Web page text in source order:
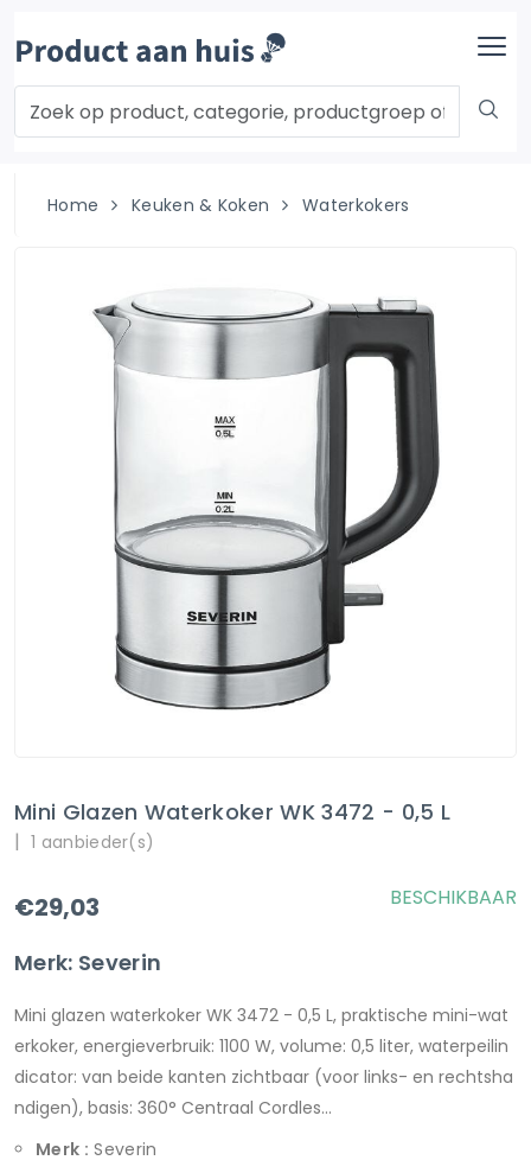
Home Keuken & Koken Waterkokers
Mini Glazen Waterkoker WK 3472 - 0,5 L
| 1 aanbieder(s)
€29,03
Merk: Severin
BESCHIKBAAR
Mini glazen waterkoker WK 3472 - 0,5 L, praktische mini-wat
erkoker, energieverbruik: 1100 W, volume: 0,5 liter, waterpeilin
dicator: van beide kanten zichtbaar (voor links- en rechtsha
ndigen), basis: 360° Centraal Cordles...
Merk : Severin